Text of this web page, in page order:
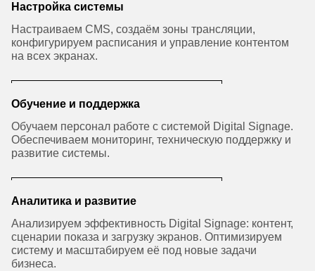
Настройка системы
Настраиваем CMS, создаём зоны трансляции,
конфигурируем расписания и управление контентом
на всех экранах.
Обучение и поддержка
Обучаем персонал работе с системой Digital Signage.
Обеспечиваем мониторинг, техническую поддержку и
развитие системы.
Аналитика и развитие
Анализируем эффективность Digital Signage: контент,
сценарии показа и загрузку экранов. Оптимизируем
систему и масштабируем её под новые задачи
бизнеса.